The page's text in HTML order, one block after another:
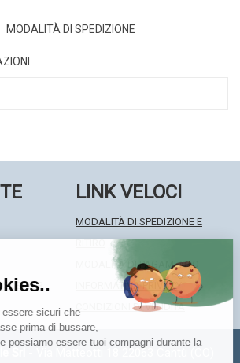
MODALITÀ DI SPEDIZIONE
LINK VELOCI
MODALITÀ DI SPEDIZIONE E
MODALITÀ DI PAGAMENTO
INFORMATIVA PRIVACY
CONDIZIONI DI VENDITA
Srl